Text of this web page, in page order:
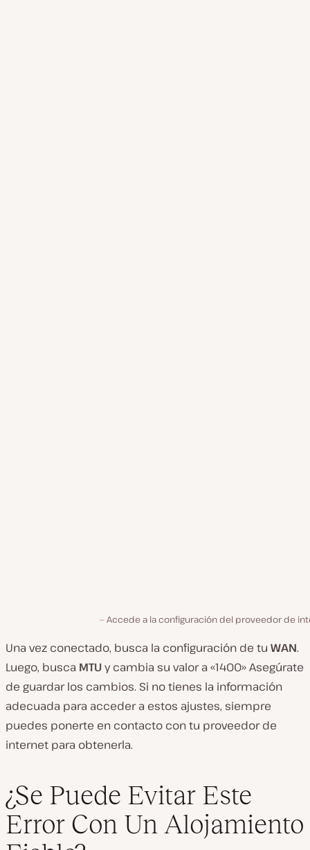
Accede a la configuración del proveedor de
Una vez conectado, busca la configuración de tu WAN.
Luego, busca MTUy cambia su valor a «1400» Asegúrate
de guardar los cambios. Si no tienes la información
adecuada para acceder a estos ajustes, siempre
puedes ponerte en contacto con tu proveedor de
internet para obtenerla.
¿Se Puede Evitar Este
Error Con Un Alojamiento